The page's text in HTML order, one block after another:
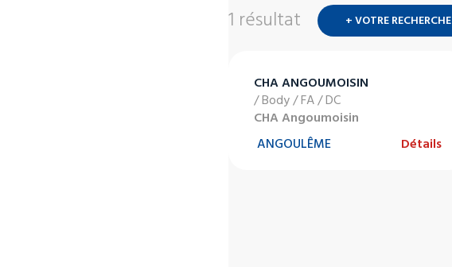
1 résultat + VOTRE RECHERCHE
CHA ANGOUMOISIN
/ Body / FA / DC
CHA Angoumoisin
ANGOULÊME
Détails